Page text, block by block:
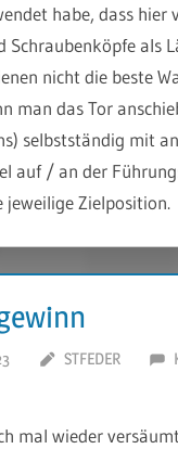
habe, dass hier
Schraubenköpfe als
nicht die beste
man das Tor
selbstständig mit
auf / an der
jeweilige Zielposition.
STFEDER
mal wieder